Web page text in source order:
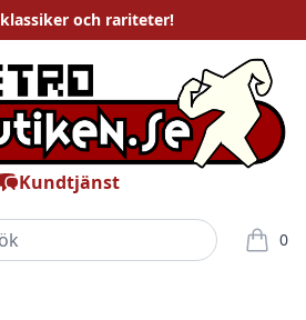
klassiker och rariteter!
Kundtjänst
0
varor i